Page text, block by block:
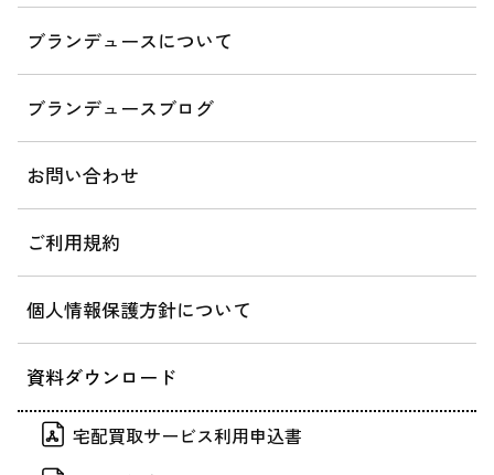
ブランデュースについて
ブランデュースブログ
お問い合わせ
ご利用規約
個人情報保護方針について
資料ダウンロード
宅配買取サービス利用申込書